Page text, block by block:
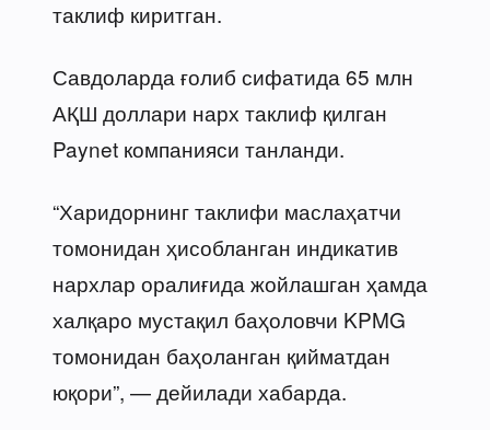
таклиф киритган.
Савдоларда ғолиб сифатида 65 млн
АҚШ доллари нарх таклиф қилган
Paynet компанияси танланди.
“Харидорнинг таклифи маслаҳатчи
томонидан ҳисобланган индикатив
нархлар оралиғида жойлашган ҳамда
халқаро мустақил баҳоловчи KPMG
томонидан баҳоланган қийматдан
юқори”, — дейилади хабарда.